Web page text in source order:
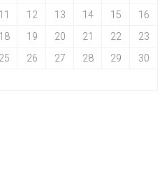
11 12 13 14 15
16
18 19 20 21 22
23
25 26 27 28 29
30